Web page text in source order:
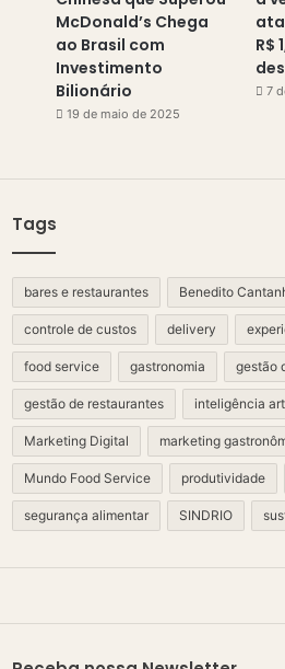
McDonald’s Chega
ao Brasil com
Investimento
Bilionário
19 de maio de 2025
R$
7
Tags
bares e restaurantes Benedito
controle de custos delivery
food service gastronomia gestão
gestão de restaurantes inteligência
Marketing Digital marketing
Mundo Food Service produtividade
segurança alimentar SINDRIO